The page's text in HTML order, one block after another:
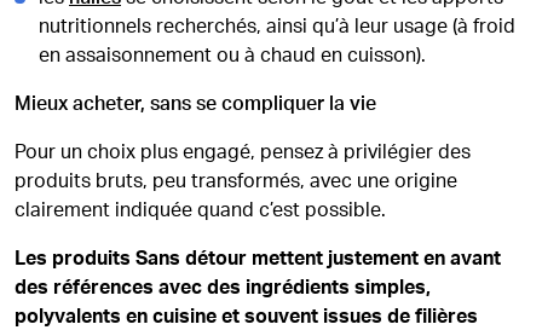
nutritionnels recherchés, ainsi qu’à leur usage (à froid
en assaisonnement ou à chaud en cuisson).
Mieux acheter, sans se compliquer la vie
Pour un choix plus engagé, pensez à privilégier des
produits bruts, peu transformés, avec une origine
clairement indiquée quand c’est possible.
Les produits Sans détour mettent justement en avant
des références avec des ingrédients simples,
polyvalents en cuisine et souvent issues de filières